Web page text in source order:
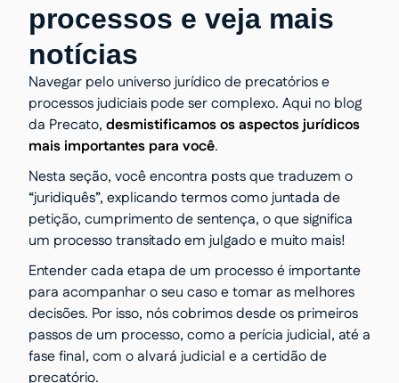
processos e veja mais
notícias
Navegar pelo universo jurídico de precatórios e
processos judiciais pode ser complexo. Aqui no blog
da Precato, desmistificamos os aspectos jurídicos
mais importantes para você.
Nesta seção, você encontra posts que traduzem o
“juridiquês”, explicando termos como juntada de
petição, cumprimento de sentença, o que significa
um processo transitado em julgado e muito mais!
Entender cada etapa de um processo é importante
para acompanhar o seu caso e tomar as melhores
decisões. Por isso, nós cobrimos desde os primeiros
passos de um processo, como a perícia judicial, até a
fase final, com o alvará judicial e a certidão de
precatório.